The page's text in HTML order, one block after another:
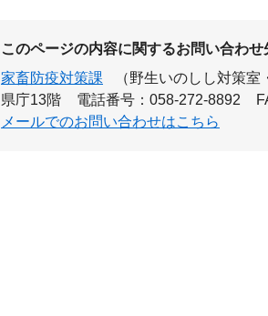
このページの内容に関するお問い合わせ
家畜防疫対策課
（野生いのしし対策室
県庁13階
電話番号：058-272-8892
メールでのお問い合わせはこちら